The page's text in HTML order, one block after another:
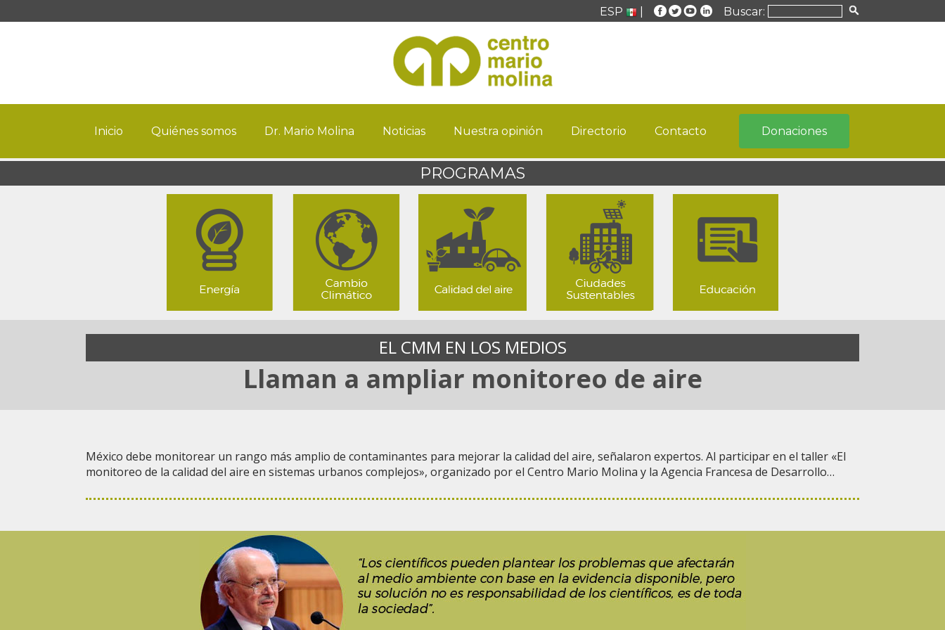
ESP Buscar:
Inicio Quiénes somos Dr. Mario Molina Noticias Nuestra opinión Directorio Contacto Donaciones
PROGRAMAS
EL CMM EN LOS MEDIOS
Llaman a ampliar monitoreo de aire
México debe monitorear un rango más amplio de contaminantes para mejorar la calidad del aire, señalaron expertos. Al participar en el taller «El
monitoreo de la calidad del aire en sistemas urbanos complejos», organizado por el Centro Mario Molina y la Agencia Francesa de Desarrollo…